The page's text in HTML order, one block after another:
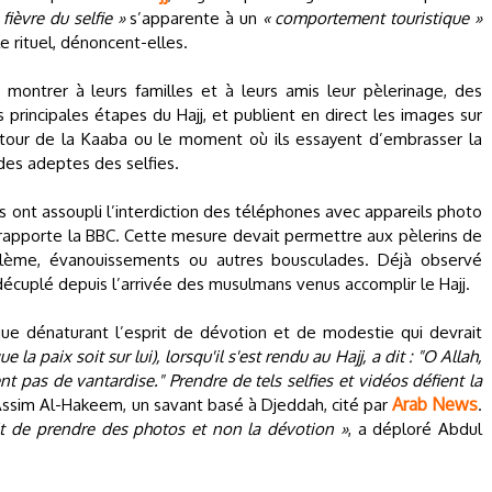
fièvre du selfie »s’apparente à un « comportement touristique »
rituel, dénoncent-elles.
à leurs familles et à leurs amis leur pèlerinage, des
étapes du Hajj, et publient en direct les images sur
de la Kaaba ou le moment où ils essayent d’embrasser la
adeptes des selfies.
assoupli l’interdiction des téléphones avec appareils photo
la BBC. Cette mesure devait permettre aux pèlerins de
évanouissements ou autres bousculades. Déjà observé
depuis l’arrivée des musulmans venus accomplir le Hajj.
dénaturant l’esprit de dévotion et de modestie qui devrait
la paix soit sur lui), lorsqu'il s'est rendu au Hajj, a dit : "O Allah,
pas de vantardise." Prendre de tels selfies et vidéos défient la
Al-Hakeem, un savant basé à Djeddah, cité par Arab News.
de prendre des photos et non la dévotion », a déploré Abdul